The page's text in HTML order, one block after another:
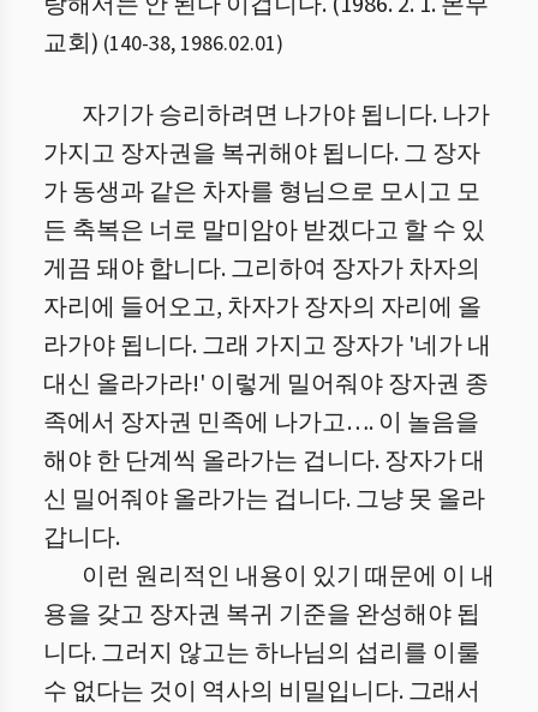
교회) (140-38, 1986.02.01)
자기가 승리하려면 나가야 됩니다. 나가
가지고 장자권을 복귀해야 됩니다. 그 장자
가 동생과 같은 차자를 형님으로 모시고 모
든 축복은 너로 말미암아 받겠다고 할 수 있
게끔 돼야 합니다. 그리하여 장자가 차자의
자리에 들어오고, 차자가 장자의 자리에 올
라가야 됩니다. 그래 가지고 장자가 '네가 내
대신 올라가라!' 이렇게 밀어줘야 장자권 종
족에서 장자권 민족에 나가고…. 이 놀음을
해야 한 단계씩 올라가는 겁니다. 장자가 대
신 밀어줘야 올라가는 겁니다. 그냥 못 올라
갑니다.
이런 원리적인 내용이 있기 때문에 이 내
용을 갖고 장자권 복귀 기준을 완성해야 됩
니다. 그러지 않고는 하나님의 섭리를 이룰
수 없다는 것이 역사의 비밀입니다. 그래서